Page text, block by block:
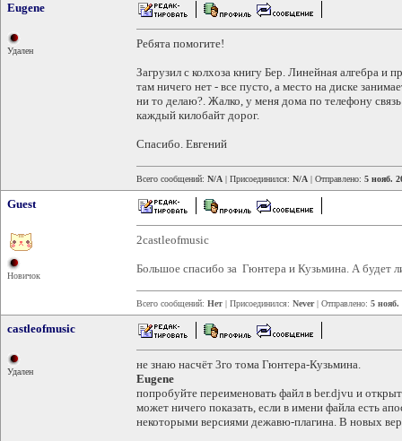
Eugene
Удален
Ребята помогите!
Загрузил с колхоза книгу Бер. Линейная алгебра и
там ничего нет - все пусто, а место на диске
ни то делаю?. Жалко, у меня дома по телефону
каждый килобайт дорог.
Спасибо. Евгений
Всего сообщений: N/A | Присоединился: N/A | Отправлено: 5 нояб.
Guest
Новичок
2castleofmusic
Большое спасибо за Гюнтера и Кузьмина. А будет
Всего сообщений: Нет | Присоединился: Never| Отправлено: 5 нояб.
castleofmusic
Удален
не знаю насчёт 3го тома Гюнтера-Кузьмина.
Eugene
попробуйте переименовать файл в ber.djvu и
может ничего показать, если в имени файла есть
некоторыми версиями дежавю-плагина. В новых